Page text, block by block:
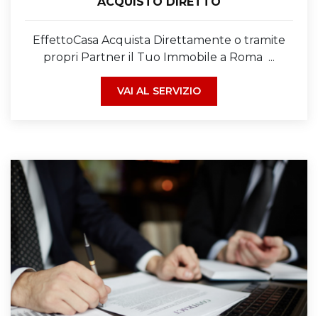
EffettoCasa Acquista Direttamente o tramite
propri Partner il Tuo Immobile a Roma ...
VAI AL SERVIZIO